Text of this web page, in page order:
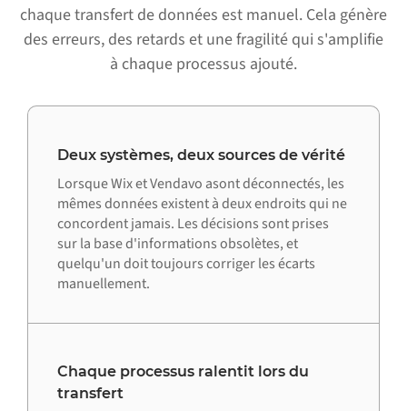
chaque transfert de données est manuel. Cela génère
des erreurs, des retards et une fragilité qui s'amplifie
à chaque processus ajouté.
Deux systèmes, deux sources de vérité
Lorsque Wix et Vendavo asont déconnectés, les
mêmes données existent à deux endroits qui ne
concordent jamais. Les décisions sont prises
sur la base d'informations obsolètes, et
quelqu'un doit toujours corriger les écarts
manuellement.
Chaque processus ralentit lors du
transfert